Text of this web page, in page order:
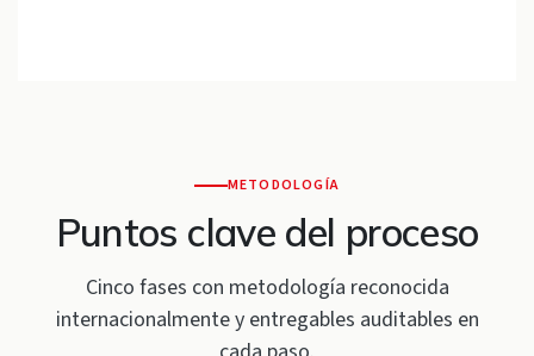
METODOLOGÍA
Puntos clave del proceso
Cinco fases con metodología reconocida
internacionalmente y entregables auditables en